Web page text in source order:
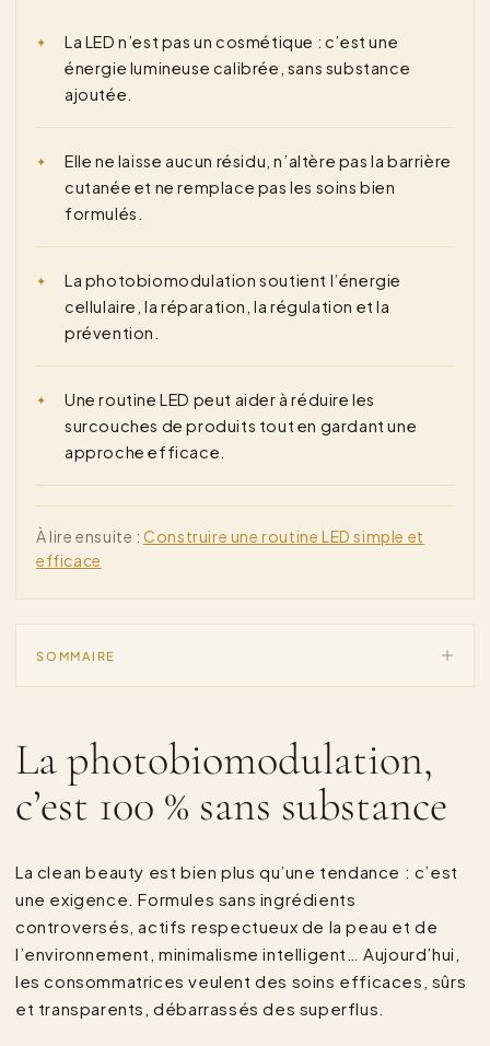
La LED n’est pas un cosmétique : c’est une
énergie lumineuse calibrée, sans substance
ajoutée.
Elle ne laisse aucun résidu, n’altère pas la barrière
cutanée et ne remplace pas les soins bien
formulés.
La photobiomodulation soutient l’énergie
cellulaire, la réparation, la régulation et la
prévention.
Une routine LED peut aider à réduire les
surcouches de produits tout en gardant une
approche efficace.
À lire ensuite :Construire une routine LED simple et
efficace
SOMMAIRE
La photobiomodulation,
c’est 100 % sans substance
La clean beauty est bien plus qu’une tendance : c’est
une exigence. Formules sans ingrédients
controversés, actifs respectueux de la peau et de
l’environnement, minimalisme intelligent… Aujourd’hui,
les consommatrices veulent des soins efficaces, sûrs
et transparents, débarrassés des superflus.